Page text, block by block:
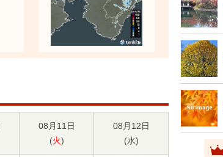
08月11日
(火)
08月12日
(水)